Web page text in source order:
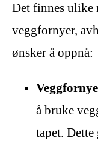
Det finnes ulike
veggfornyer,
ønsker å oppnå:
å bruke
tapet.